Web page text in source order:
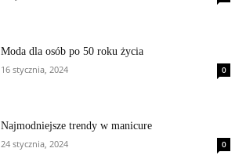
Moda dla osób po 50 roku życia
16 stycznia, 2024
0
Najmodniejsze trendy w manicure
24 stycznia, 2024
0